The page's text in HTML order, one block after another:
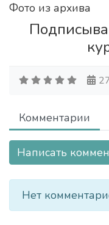
Фото из архива
Комментарии
Написать
Нет